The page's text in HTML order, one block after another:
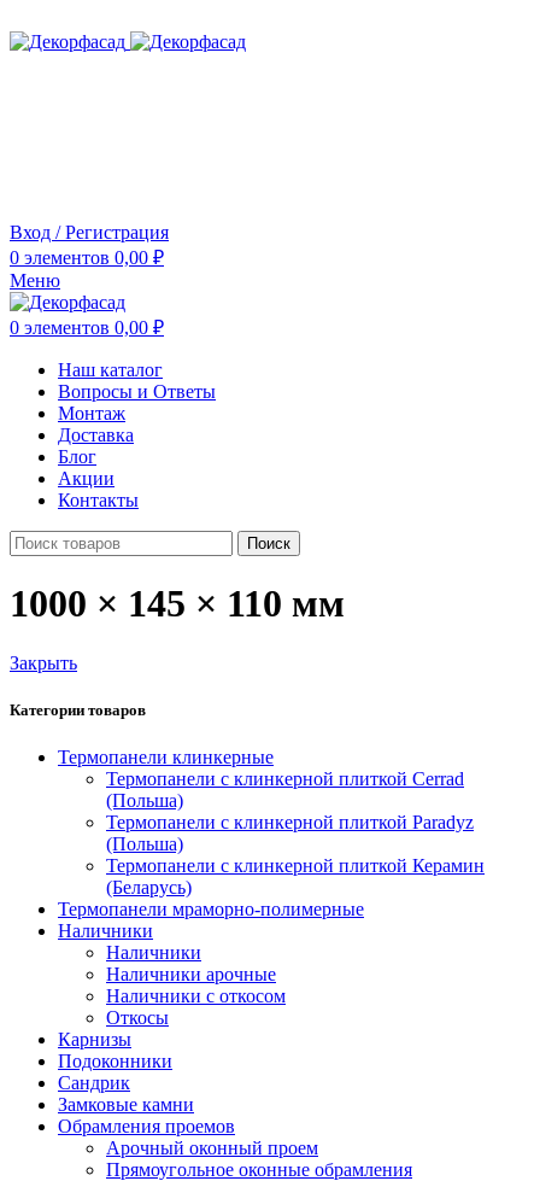
Вход / Регистрация
0 элементов 0,00 ₽
Меню
0 элементов 0,00 ₽
Наш каталог
Вопросы и Ответы
Монтаж
Доставка
Блог
Акции
Контакты
Поиск
1000 × 145 × 110 мм
Закрыть
Категории товаров
Термопанели клинкерные
Термопанели c клинкерной плиткой Сerrad
(Польша)
Термопанели с клинкерной плиткой Paradyz
(Польша)
Термопанели с клинкерной плиткой Керамин
(Беларусь)
Термопанели мраморно-полимерные
Наличники
Наличники
Наличники арочные
Наличники с откосом
Откосы
Карнизы
Подоконники
Сандрик
Замковые камни
Обрамления проемов
Арочный оконный проем
Прямоугольное оконные обрамления